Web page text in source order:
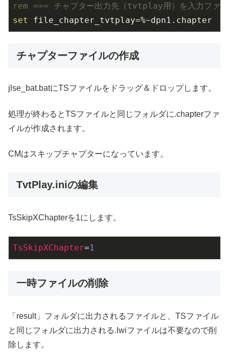
rem === チャプター出力先（tvtplay用）を入力ファ
set
file_chapter_tvtplay=%~dpn1.chapter
チャプターファイルの作成
jlse_bat.batにTSファイルをドラッグ＆ドロップします。
処理が終わるとTSファイルと同じフォルダに.chapterファ
イルが作成されます。
CMはスキップチャプターになっています。
TvtPlay.iniの編集
TsSkipXChapterを1にします。
TsSkipXChapter=1
一時ファイルの削除
「result」フォルダに出力されるファイルと、TSファイル
と同じフォルダに出力される.lwiファイルは不要なので削
除します。